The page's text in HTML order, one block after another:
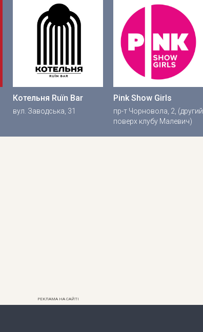
Котельня Ruїn Bar
вул. Заводська, 31
Pink Show Girls
пр-т Чорновола, 2, (другий
поверх клубу Малевич)
РЕКЛАМА НА САЙТІ